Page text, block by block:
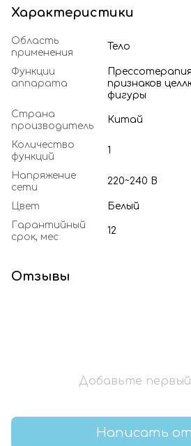
Характеристики
Область
применения
Тело
Функции
аппарата
признаков
фигуры
Страна
производитель
Китай
Количество
функций
1
Напряжение
сети
220~240 В
Цвет
Белый
Гарантийный
срок, мес
12
Отзывы
Добавьте
Написать